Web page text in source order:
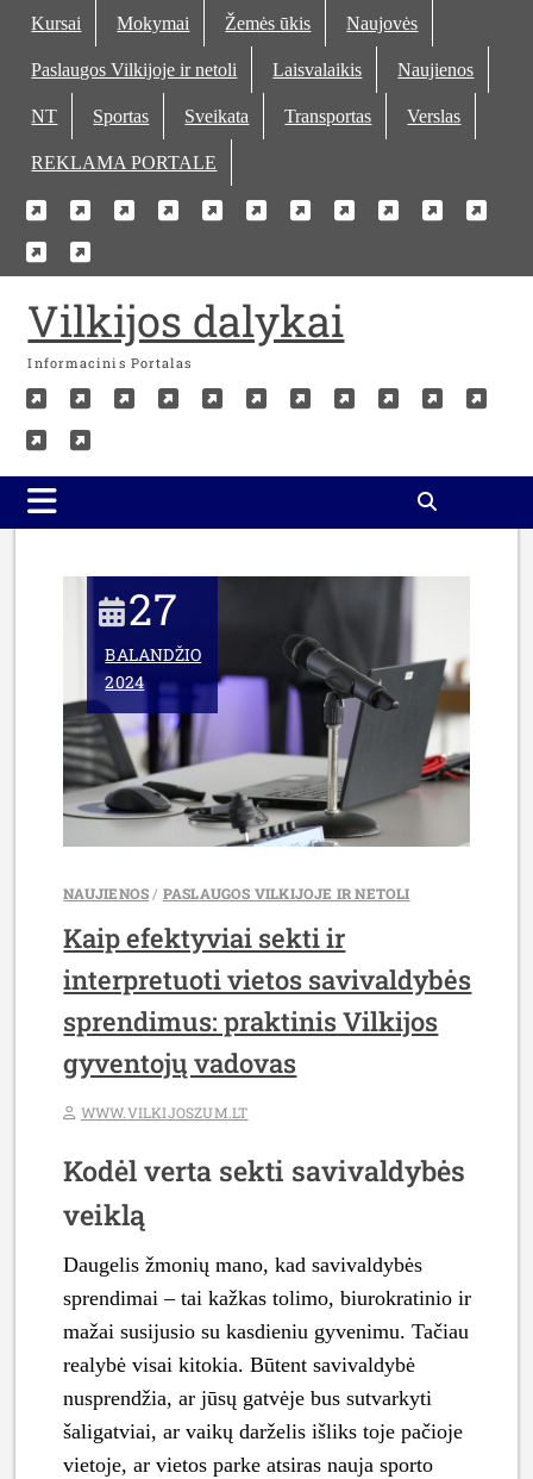
Skip
content
Kursai Mokymai Žemės ūkis Naujovės
Paslaugos Vilkijoje ir netoli Laisvalaikis Naujienos
NT Sportas Sveikata Transportas Verslas
REKLAMA PORTALE
Kursai
Mokymai
ŽemėsNaujovės
Paslaugos
netoli
Laisvalaikis
Naujienos
NT Sportas
Verslas
REKLAMA
Vilkijos dalykai
Informacinis Portalas
Kursai
Mokymai
ŽemėsNaujovės
Paslaugos
ir
Laisvalaikis
Naujienos
NT Sportas
Verslas
REKLAMA
PORTALE
27
BALANDŽIO
2024
NAUJIENOS/ PASLAUGOS VILKIJOJE IR NETOLI
Kaip efektyviai sekti ir
interpretuoti vietos savivaldybės
sprendimus: praktinis Vilkijos
gyventojų vadovas
WWW.VILKIJOSZUM.LT
Kodėl verta sekti savivaldybės
veiklą
Daugelis žmonių mano, kad savivaldybės
sprendimai – tai kažkas tolimo, biurokratinio ir
mažai susijusio su kasdieniu gyvenimu. Tačiau
realybė visai kitokia. Būtent savivaldybė
nusprendžia, ar jūsų gatvėje bus sutvarkyti
šaligatviai, ar vaikų darželis išliks toje pačioje
vietoje, ar vietos parke atsiras nauja sporto